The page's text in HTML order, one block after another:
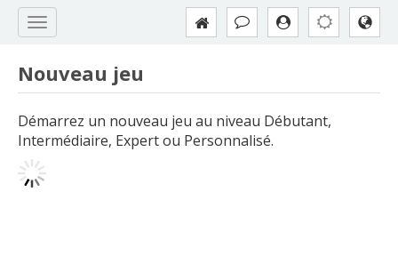
Nouveau jeu
Démarrez un nouveau jeu au niveau Débutant,
Intermédiaire, Expert ou Personnalisé.